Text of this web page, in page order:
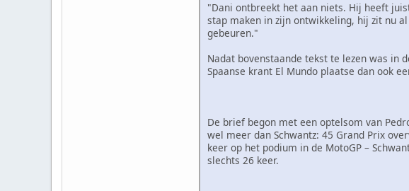
"Dani ontbreekt het aan niets. Hij heeft
stap maken in zijn ontwikkeling, hij zit nu
gebeuren."
Nadat bovenstaande tekst te lezen was in
Spaanse krant El Mundo plaatse dan ook
De brief begon met een optelsom van
wel meer dan Schwantz: 45 Grand Prix
keer op het podium in de MotoGP –
slechts 26 keer.